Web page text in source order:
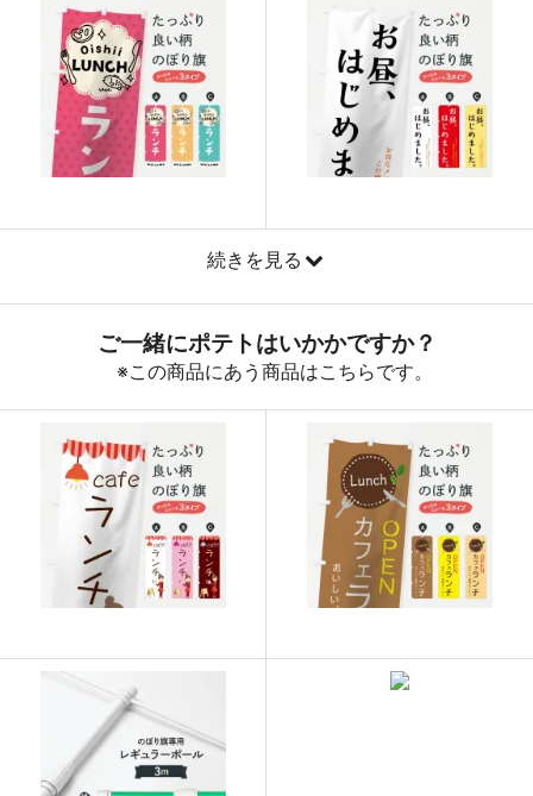
30 902 27060
31 901 27931
32 899 28768
33 897 29601
893
888 32856
887 33706
40 883 35320
880 36080
878 36876
876 37668
39330
873
47
続きを見る